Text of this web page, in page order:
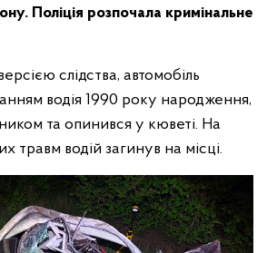
Поліція розпочала кримінальне
слідства, автомобіль
водія 1990 року народження,
та опинився у кюветі. На
травм водій загинув на місці.